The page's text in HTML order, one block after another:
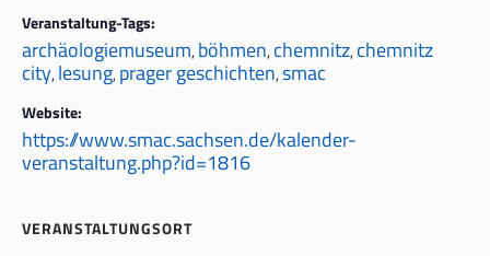
Veranstaltung-Tags:
archäologiemuseum,böhmen,chemnitz,chemnitz
city,lesung,prager geschichten,smac
Website:
https://www.smac.sachsen.de/kalender-
veranstaltung.php?id=1816
VERANSTALTUNGSORT